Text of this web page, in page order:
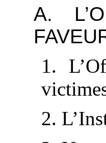
A.
1.
2.